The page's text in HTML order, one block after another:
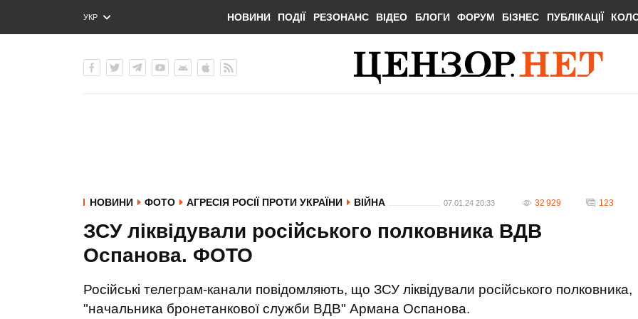
УКР
ENG
НОВИНИ ПОДІЇ РЕЗОНАНС ВІДЕО БЛОГИ ФОРУМ БІЗНЕС ПУБЛІКАЦІЇ
НОВИНИ ФОТО АГРЕСІЯ РОСІЇ ПРОТИ УКРАЇНИ ВІЙНА 07.01.24 20:33 32 929 123
ЗСУ ліквідували російського полковника ВДВ
Оспанова. ФОТО
Російські телеграм-канали повідомляють, що ЗСУ ліквідували російського полковника,
"начальника бронетанкової служби ВДВ" Армана Оспанова.